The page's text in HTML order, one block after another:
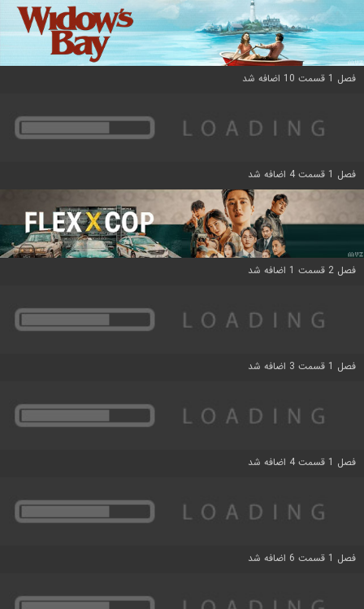
فصل 1 قسمت 10 اضافه شد
فصل 1 قسمت 4 اضافه شد
فصل 2 قسمت 1 اضافه شد
فصل 1 قسمت 3 اضافه شد
فصل 1 قسمت 4 اضافه شد
فصل 1 قسمت 6 اضافه شد